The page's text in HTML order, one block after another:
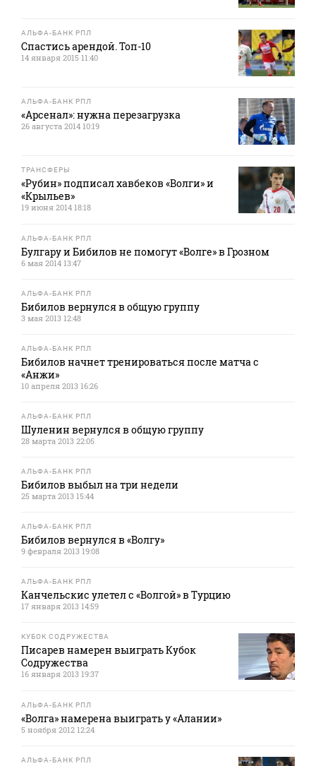
АЛЬФА-БАНК РПЛ
Спастись арендой. Топ-10
14 января 2015 11:40
АЛЬФА-БАНК РПЛ
«Арсенал»: нужна перезагрузка
26 августа 2014 10:19
ТРАНСФЕРЫ
«Рубин» подписал хавбеков «Волги» и
«Крыльев»
19 июня 2014 18:18
АЛЬФА-БАНК РПЛ
Булгару и Бибилов не помогут «Волге» в Грозном
6 мая 2014 13:47
АЛЬФА-БАНК РПЛ
Бибилов вернулся в общую группу
3 мая 2013 12:48
АЛЬФА-БАНК РПЛ
Бибилов начнет тренироваться после матча с
«Анжи»
10 апреля 2013 16:26
АЛЬФА-БАНК РПЛ
Шуленин вернулся в общую группу
28 марта 2013 22:05
АЛЬФА-БАНК РПЛ
Бибилов выбыл на три недели
25 марта 2013 15:44
АЛЬФА-БАНК РПЛ
Бибилов вернулся в «Волгу»
9 февраля 2013 19:08
АЛЬФА-БАНК РПЛ
Канчельскис улетел с «Волгой» в Турцию
17 января 2013 14:59
КУБОК СОДРУЖЕСТВА
Писарев намерен выиграть Кубок
Содружества
16 января 2013 19:37
АЛЬФА-БАНК РПЛ
«Волга» намерена выиграть у «Алании»
5 ноября 2012 12:24
АЛЬФА-БАНК РПЛ